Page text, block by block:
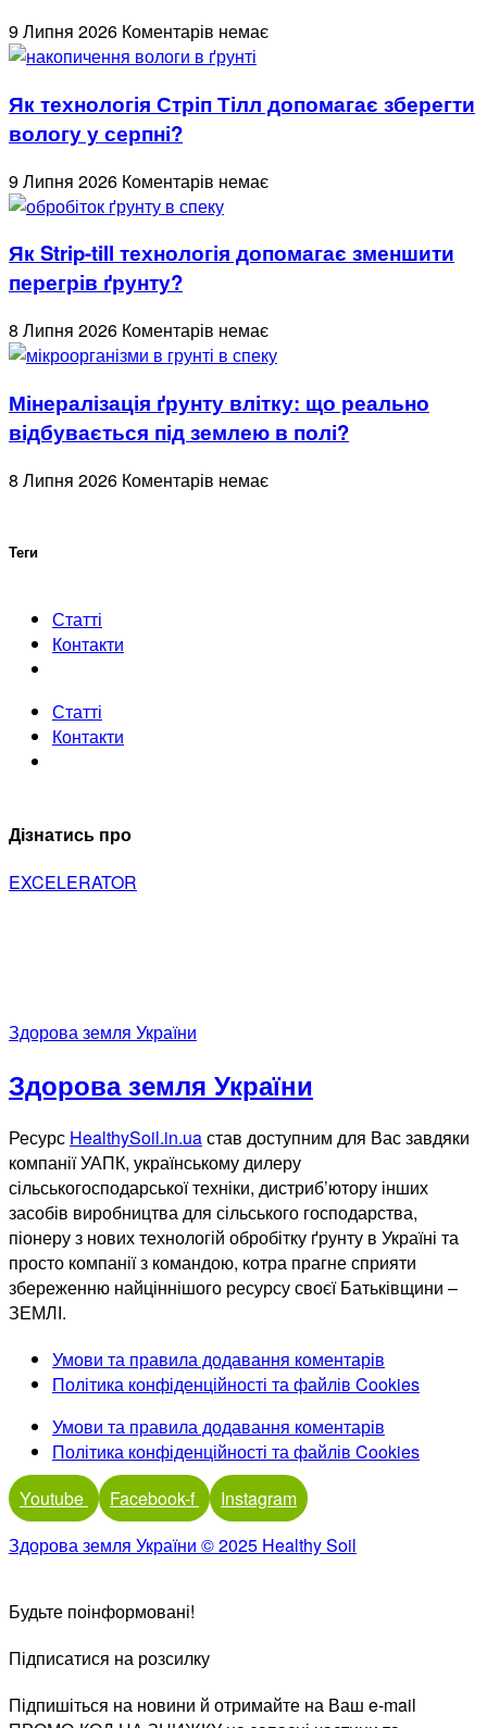
9 Липня 2026 Коментарів немає
Як технологія Стріп Тілл допомагає зберегти
вологу у серпні?
9 Липня 2026 Коментарів немає
Як Strip-till технологія допомагає зменшити
перегрів ґрунту?
8 Липня 2026 Коментарів немає
Мінералізація ґрунту влітку: що реально
відбувається під землею в полі?
8 Липня 2026 Коментарів немає
Теги
Статті
Контакти
Статті
Контакти
Дізнатись про
EXCELERATOR
Здорова земля України
Здорова земля України
Ресурс HealthySoil.in.uaстав доступним для Вас завдяки
компанії УАПК, українському дилеру
сільськогосподарської техніки, дистриб’ютору інших
засобів виробництва для сільського господарства,
піонеру з нових технологій обробітку ґрунту в Україні та
просто компанії з командою, котра прагне сприяти
збереженню найціннішого ресурсу своєї Батьківщини –
ЗЕМЛІ.
Умови та правила додавання коментарів
Політика конфіденційності та файлів Cookies
Умови та правила додавання коментарів
Політика конфіденційності та файлів Cookies
Youtube
Facebook-f
Instagram
Здорова земля України © 2025 Healthy Soil
Будьте поінформовані!
Підписатися на розсилку
Підпишіться на новини й отримайте на Ваш e-mail